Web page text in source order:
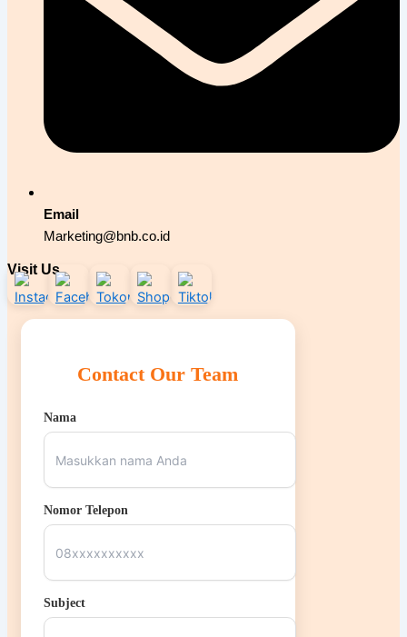
Email
Marketing@bnb.co.id
Visit Us
Contact Our Team
Nama
Nomor Telepon
Subject